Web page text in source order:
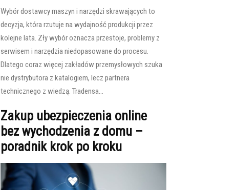
Wybór dostawcy maszyn i narzędzi skrawających to
decyzja, która rzutuje na wydajność produkcji przez
kolejne lata. Zły wybór oznacza przestoje, problemy z
serwisem i narzędzia niedopasowane do procesu.
Dlatego coraz więcej zakładów przemysłowych szuka
nie dystrybutora z katalogiem, lecz partnera
technicznego z wiedzą. Tradensa...
Zakup ubezpieczenia online
bez wychodzenia z domu –
poradnik krok po kroku